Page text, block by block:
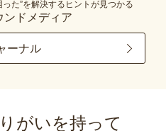
た”を解決するヒントが見つかる
ンドメディア
ーナル
がいを持って